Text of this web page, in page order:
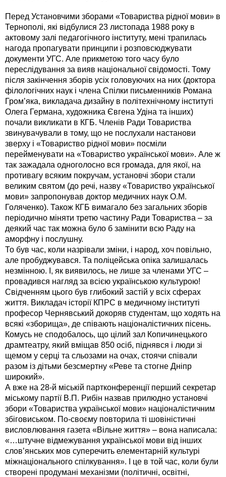
Перед Установчими зборами «Товариства рідної мови» в
Тернополі, які відбулися 23 листопада 1988 року в
актовому залі педагогічного інституту, мені трапилась
нагода пропагувати принципи і розповсюджувати
документи УГС. Але прикметою того часу було
переслідування за вияв національної свідомості. Тому
після закінчення зборів усіх головуючих на них (доктора
філологічних наук і члена Спілки письменників Романа
Гром’яка, викладача дизайну в політехнічному інституті
Олега Германа, художника Євгена Удіна та інших)
почали викликати в КГБ. Членів Ради Товариства
звинувачували в тому, що не послухали настанови
зверху і «Товариство рідної мови» посміли
перейменувати на «Товариство української мови». Але ж
так зажадала одноголосно вся громада, для якої, на
противагу всяким покручам, установчі збори стали
великим святом (до речі, назву «Товариство української
мови» запропонував доктор медичних наук О.М.
Голяченко). Також КГБ вимагало без загальних зборів
періодично міняти третю частину Ради Товариства – за
деякий час так можна було б замінити всю Раду на
аморфну і послушну.
То був час, коли назрівали зміни, і народ, хоч повільно,
але пробуджувався. Та поліцейська опіка залишалась
незмінною. І, як виявилось, не лише за членами УГС –
провадився нагляд за всією українською культурою!
Свідченням цього був глибокий застій у всіх сферах
життя. Викладач історії КПРС в медичному інституті
професор Чернявський докоряв студентам, що ходять на
всякі «зборища», де співають націоналістичних пісень.
Комусь не сподобалось, що цілий зал Копичинецького
драмтеатру, який вміщав 850 осіб, піднявся і люди зі
щемом у серці та сльозами на очах, стоячи співали
разом із дітьми безсмертну «Реве та стогне Дніпр
широкий».
А вже на 28-й міській партконференції перший секретар
міському партії В.П. Рибін назвав прилюдно установчі
збори «Товариства української мови» націоналістичним
збіговиськом. По-своєму повторила ті шовіністичні
висловлювання газета «Вільне життя» – вона написала:
«…штучне відмежування української мови від інших
слов’янських мов суперечить елементарній культурі
міжнаціонального спілкування». І це в той час, коли були
створені продумані механізми (політичні, освітні,